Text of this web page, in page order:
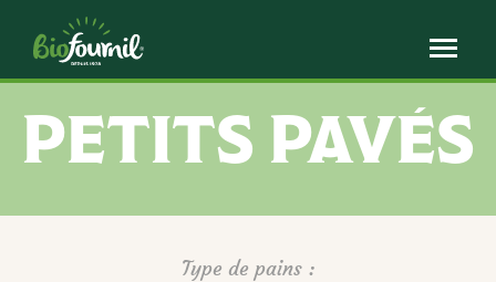
PETITS PAVÉS
Type de pains :
Panneau de gestion des cookies